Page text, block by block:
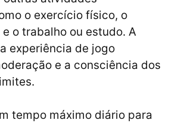
o exercício físico, o
o trabalho ou estudo. A
experiência de jogo
e a consciência dos
tempo máximo diário para